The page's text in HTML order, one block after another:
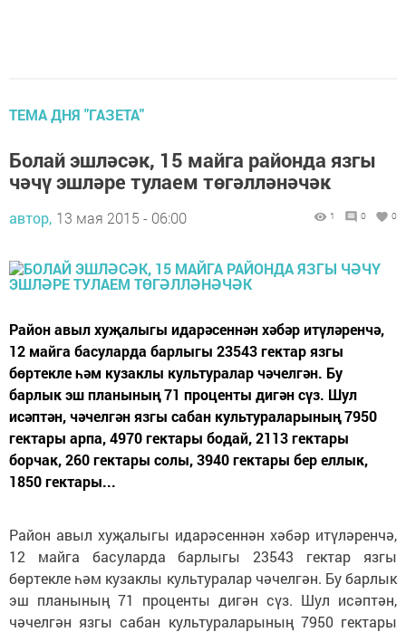
ТЕМА ДНЯ "ГАЗЕТА"
Болай эшләсәк, 15 майга районда язгы
чәчү эшләре тулаем төгәлләнәчәк
автор, 13 мая 2015 - 06:00 1 0 0
Район авыл хуҗалыгы идарәсеннән хәбәр итүләренчә,
12 майга басуларда барлыгы 23543 гектар язгы
бөртекле һәм кузаклы культуралар чәчелгән. Бу
барлык эш планының 71 проценты дигән сүз. Шул
исәптән, чәчелгән язгы сабан культураларының 7950
гектары арпа, 4970 гектары бодай, 2113 гектары
борчак, 260 гектары солы, 3940 гектары бер еллык,
1850 гектары...
Район авыл хуҗалыгы идарәсеннән хәбәр итүләренчә,
12 майга басуларда барлыгы 23543 гектар язгы
бөртекле һәм кузаклы культуралар чәчелгән. Бу барлык
эш планының 71 проценты дигән сүз. Шул исәптән,
чәчелгән язгы сабан культураларының 7950 гектары